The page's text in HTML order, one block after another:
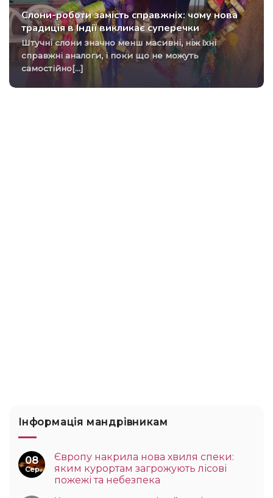
Слони-роботи замість справжніх: чому нова
традиція в Індії викликає суперечки
Штучні слони значно менш масивні, ніж їхні
справжні аналоги, і поки що не можуть
самостійно[...]
Інформація мандрівникам
08
Сер
Європу накрила нова хвиля спеки:
яким курортам загрожують лісові
пожежі та небезпека